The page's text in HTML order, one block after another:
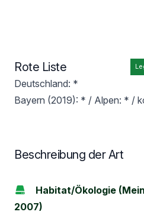
Rote Liste
Deutschland: *
Bayern (2019): * / Alpen: * /
Beschreibung der Art
Habitat/Ökologie
2007)